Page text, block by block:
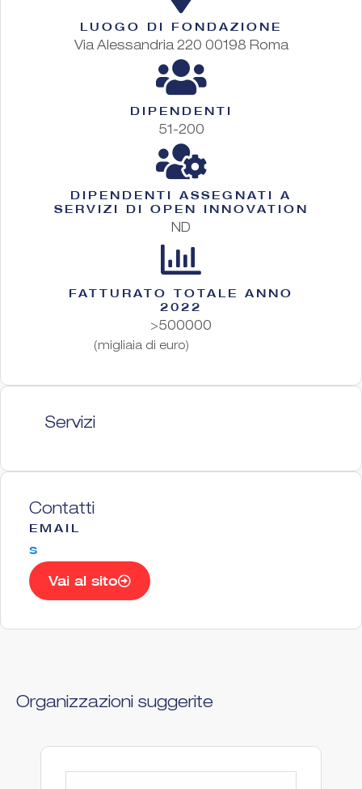
LUOGO DI FONDAZIONE
Via Alessandria 220 00198 Roma
DIPENDENTI
51-200
DIPENDENTI ASSEGNATI A
SERVIZI DI OPEN INNOVATION
ND
FATTURATO TOTALE ANNO
2022
>500000
(migliaia di euro)
Servizi
Contatti
EMAIL
s
Vai al sito
Organizzazioni suggerite